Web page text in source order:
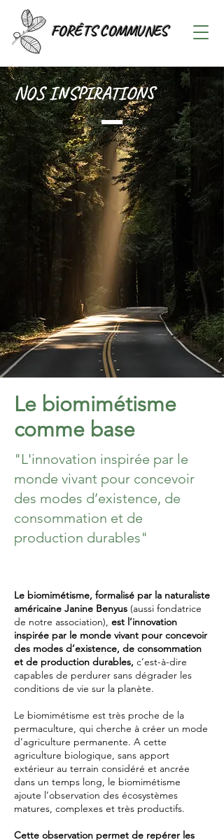
FORÊTS COMMUNES
NOS INSPIRATIONS
Le biomimétisme
comme base
"L'innovation inspirée par le
monde vivant pour concevoir
des modes d’existence, de
consommation et de
production durables"
Le biomimétisme, formalisé par la naturaliste
américaine Janine Benyus (aussi fondatrice
de notre association), est l’innovation
inspirée par le monde vivant pour concevoir
des modes d’existence, de consommation
et de production durables, c’est-à-dire
capables de perdurer sans dégrader les
conditions de vie sur la planète.
Le biomimétisme est très proche de la
permaculture, qui cherche à créer un mode
d’agriculture permanente. A cette
agriculture biologique, sans apport
extérieur au terrain considéré et ancrée
dans un temps long, le biomimétisme
ajoute l’observation des écosystèmes
matures, complexes et très productifs.
Cette observation permet de repérer les